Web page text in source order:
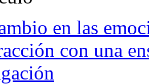
en las
con una